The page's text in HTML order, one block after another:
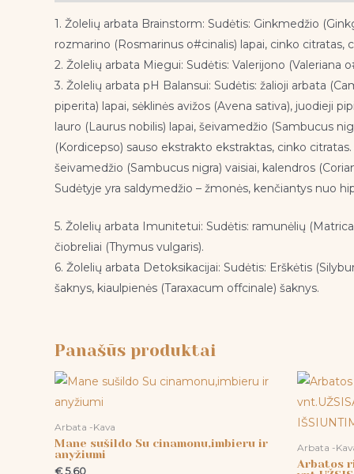
1. Žolelių arbata Brainstorm: Sudėtis: Ginkmedžio
rozmarino (Rosmarinus o#cinalis) lapai, cinko citratas,
2. Žolelių arbata Miegui: Sudėtis: Valerijono (Valeriana
3. Žolelių arbata pH Balansui: Sudėtis: žalioji arbata
piperita) lapai, sėklinės avižos (Avena sativa), juodieji
lauro (Laurus nobilis) lapai, šeivamedžio (Sambucus
(Kordicepso) sauso ekstrakto ekstraktas, cinko
šeivamedžio (Sambucus nigra) vaisiai, kalendros
Sudėtyje yra saldymedžio – žmonės, kenčiantys nuo
5. Žolelių arbata Imunitetui: Sudėtis: ramunėlių
čiobreliai (Thymus vulgaris).
6. Žolelių arbata Detoksikacijai: Sudėtis: Erškėtis
šaknys, kiaulpienės (Taraxacum offcinale) šaknys.
Panašūs produktai
Arbata -Kava
Mane sušildo Su cinamonu,imbieru ir
anyžiumi
€5,60
Arbata -
Arbatos